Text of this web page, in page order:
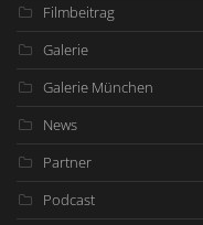
Filmbeitrag
Galerie
Galerie München
News
Partner
Podcast